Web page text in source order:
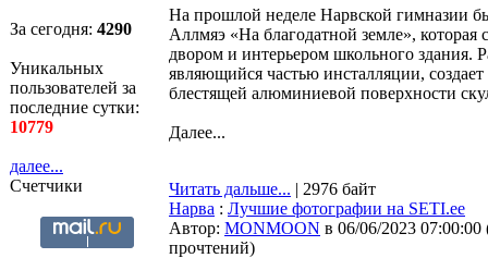
За сегодня: 4291
Уникальных
пользователей за
последние сутки:
10779
далее...
Счетчики
На прошлой неделе Нарвской гимназии
Аллмяэ «На благодатной земле»,
двором и интерьером школьного здания.
являющийся частью инсталляции,
блестящей алюминиевой поверхности
Далее...
Читать дальше... | 2976 байт
Нарва : Лучшие фотографии на SETI.ee
Автор: MONMOON в 06/06/2023 07:00:00
прочтений)